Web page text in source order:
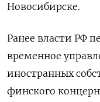
Новосибирске.
Ранее власти РФ
временное
иностранных
финского